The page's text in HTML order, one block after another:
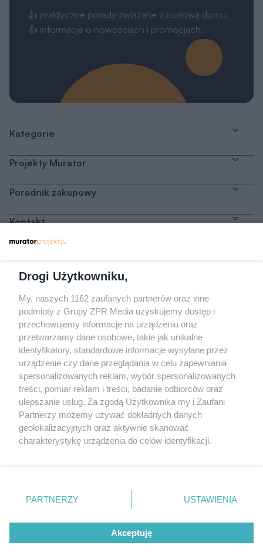
👍 praktyczne porady związane z budową domu,
👍 informacje o nowościach i promocjach.
Kategorie
Projekty Murator
Poradnik zakupowy
Kontakt
Odwiedź grupę na Facebooku
Gdybym budował drugi raz - mądry Polak
przed budową
Forum Muratora
© 2026
Drogi Użytkowniku,
My, naszych 1162 zaufanych partnerów oraz inne
podmioty z Grupy ZPR Media uzyskujemy dostęp i
przechowujemy informacje na urządzeniu oraz
przetwarzamy dane osobowe, takie jak unikalne
identyfikatory, standardowe informacje wysyłane przez
urządzenie czy dane przeglądania w celu zapewniania
spersonalizowanych reklam, wybór spersonalizowanych
treści, pomiar reklam i treści, badanie odbiorców oraz
ulepszanie usług. Za zgodą Użytkownika my i Zaufani
Partnerzy możemy używać dokładnych danych
geolokalizacyjnych oraz aktywnie skanować
charakterystykę urządzenia do celów identyfikacji.
zmienić/wycofać klikając przycisk ustawień prywatności
znajdujący się w lewym dolnym rogu strony
rodzaje przetwarzania danych nie wymagają zgody
użytkownika, ale masz prawo sprzeciwić się takiemu
przetwarzaniu. Preferencje będą miały zastosowanie tylko
PARTNERZY USTAWIENIA
Akceptuję